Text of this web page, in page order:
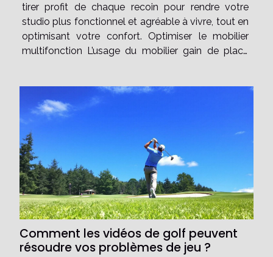
tirer profit de chaque recoin pour rendre votre
studio plus fonctionnel et agréable à vivre, tout en
optimisant votre confort. Optimiser le mobilier
multifonction L’usage du mobilier gain de place
canapé-lit permet de...
Comment les vidéos de golf peuvent
résoudre vos problèmes de jeu ?